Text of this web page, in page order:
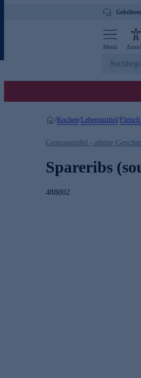
Menü
/Kochen/Lebensmittel/
Genussgipfel - alpine
Spareribs
488802